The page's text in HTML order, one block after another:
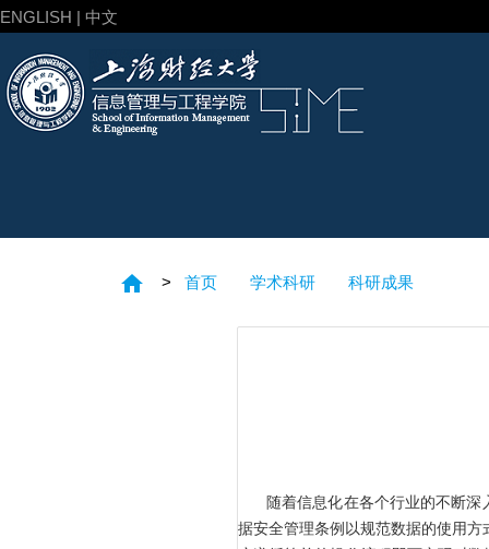
ENGLISH | 中文
home > 首页 学术科研 科研成果
随着信息化在各个行业的不断
据安全管理条例以规范数据的使用